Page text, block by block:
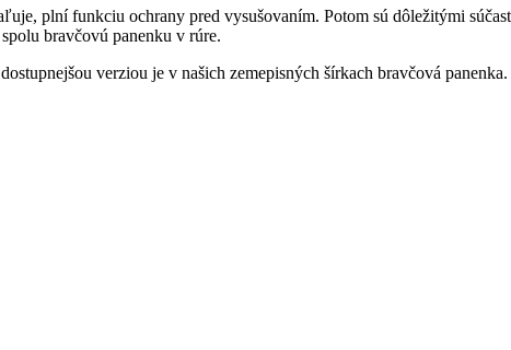
plní funkciu ochrany pred vysušovaním. Potom sú dôležitými
bravčovú panenku v rúre.
verziou je v našich zemepisných šírkach bravčová panenka.